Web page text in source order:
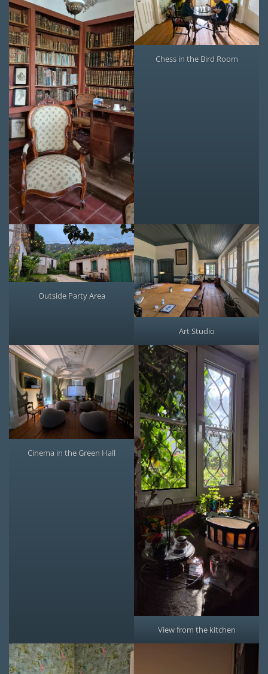
Chess in the Bird Room
Outside Party Area
Art Studio
Cinema in the Green Hall
View from the kitchen